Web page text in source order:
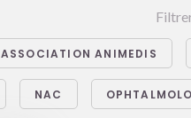
ASSOCIATION ANIMEDIS
NAC